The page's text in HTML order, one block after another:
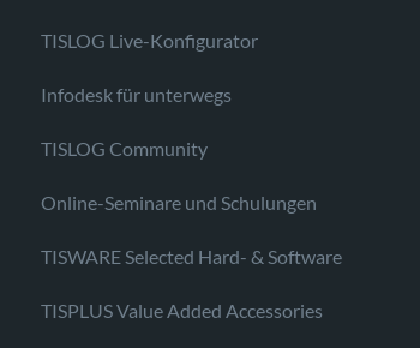
TISLOG Live-Konfigurator
Infodesk für unterwegs
TISLOG Community
Online-Seminare und Schulungen
TISWARE Selected Hard- & Software
TISPLUS Value Added Accessories